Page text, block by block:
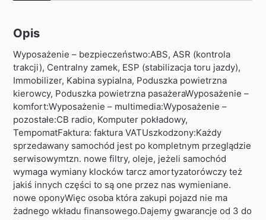
Opis
Wyposażenie – bezpieczeństwo:ABS, ASR (kontrola
trakcji), Centralny zamek, ESP (stabilizacja toru jazdy),
Immobilizer, Kabina sypialna, Poduszka powietrzna
kierowcy, Poduszka powietrzna pasażeraWyposażenie –
komfort:Wyposażenie – multimedia:Wyposażenie –
pozostałe:CB radio, Komputer pokładowy,
TempomatFaktura: faktura VATUszkodzony:Każdy
sprzedawany samochód jest po kompletnym przeglądzie
serwisowymtzn. nowe filtry, oleje, jeżeli samochód
wymaga wymiany klocków tarcz amortyzatorówczy też
jakiś innych części to są one przez nas wymieniane.
nowe oponyWięc osoba która zakupi pojazd nie ma
żadnego wkładu finansowego.Dajemy gwarancje od 3 do